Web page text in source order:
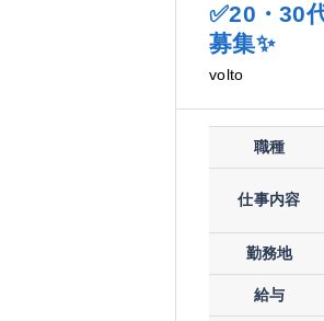
✅20・30
募集✨
volto
職種
仕事内容
勤務地
給与